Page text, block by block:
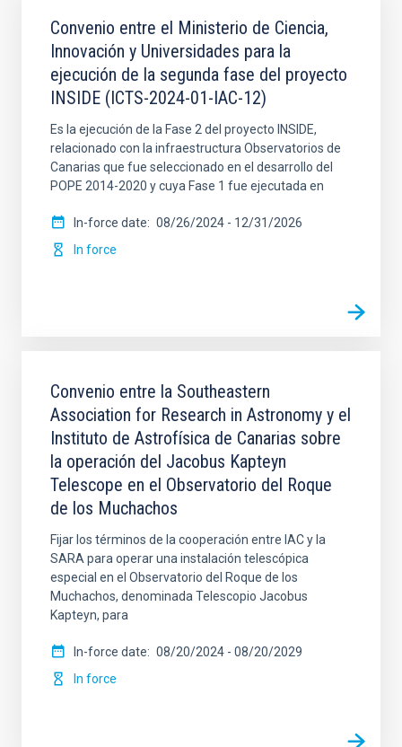
SIGNATORY PARTY
SIGNED AT (MIN)
SIGNED AT (MAX)
Convenio entre el Ministerio de Ciencia,
Innovación y Universidades para la
ejecución de la segunda fase del proyecto
INSIDE (ICTS-2024-01-IAC-12)
Es la ejecución de la Fase 2 del proyecto INSIDE,
relacionado con la infraestructura Observatorios de
Canarias que fue seleccionado en el desarrollo del
POPE 2014-2020 y cuya Fase 1 fue ejecutada en
In-force date 08/26/2024 - 12/31/2026
In force
Convenio entre la Southeastern
Association for Research in Astronomy y el
Instituto de Astrofísica de Canarias sobre
la operación del Jacobus Kapteyn
Telescope en el Observatorio del Roque
de los Muchachos
Fijar los términos de la cooperación entre IAC y la
SARA para operar una instalación telescópica
especial en el Observatorio del Roque de los
Muchachos, denominada Telescopio Jacobus
Kapteyn, para
In-force date 08/20/2024 - 08/20/2029
In force